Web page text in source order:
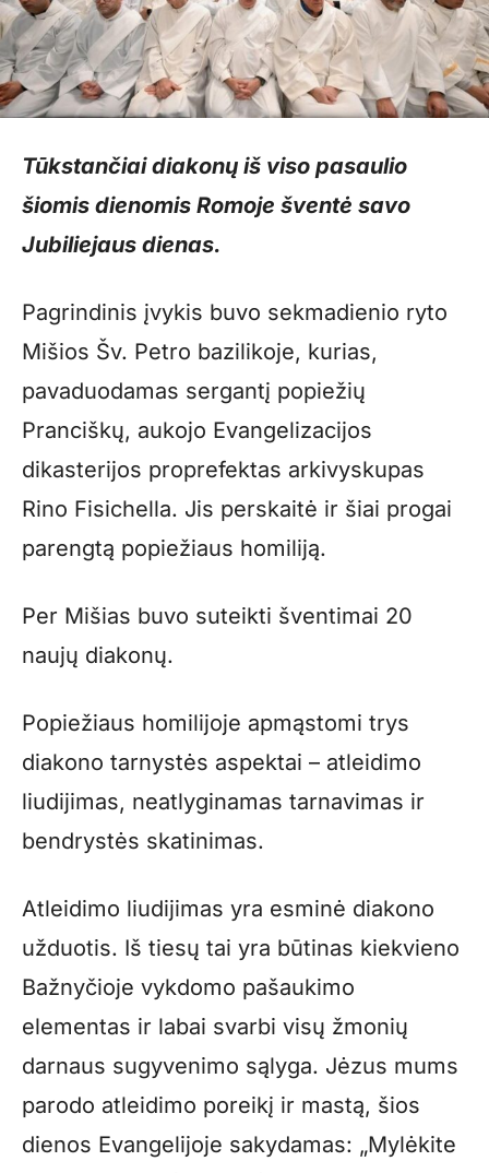
Tūkstančiai diakonų iš viso pasaulio
šiomis dienomis Romoje šventė savo
Jubiliejaus dienas.
Pagrindinis įvykis buvo sekmadienio ryto
Mišios Šv. Petro bazilikoje, kurias,
pavaduodamas sergantį popiežių
Pranciškų, aukojo Evangelizacijos
dikasterijos proprefektas arkivyskupas
Rino Fisichella. Jis perskaitė ir šiai progai
parengtą popiežiaus homiliją.
Per Mišias buvo suteikti šventimai 20
naujų diakonų.
Popiežiaus homilijoje apmąstomi trys
diakono tarnystės aspektai – atleidimo
liudijimas, neatlyginamas tarnavimas ir
bendrystės skatinimas.
Atleidimo liudijimas yra esminė diakono
užduotis. Iš tiesų tai yra būtinas kiekvieno
Bažnyčioje vykdomo pašaukimo
elementas ir labai svarbi visų žmonių
darnaus sugyvenimo sąlyga. Jėzus mums
parodo atleidimo poreikį ir mastą, šios
dienos Evangelijoje sakydamas: „Mylėkite